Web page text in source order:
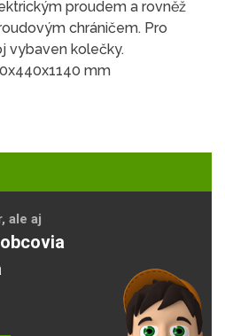
proudem a rovněž
chráničem. Pro
vybaven kolečky.
mm
ale aj